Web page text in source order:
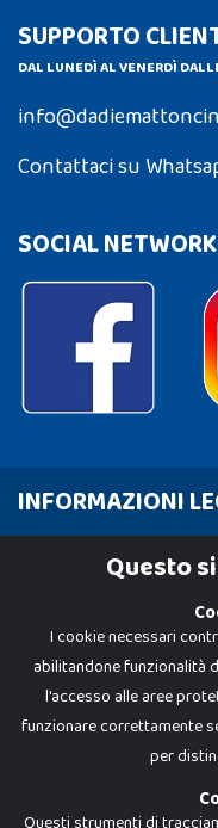
SUPPORTO
DAL LUNEDÌ AL VENERDÌ
Contattaci su
SOCIAL NETWORK
INFORMAZIONI
Cookie PolicyQuesto
I cookie necessari
abilitandone funzionalità
l'accesso alle aree
funzionare correttamente
per